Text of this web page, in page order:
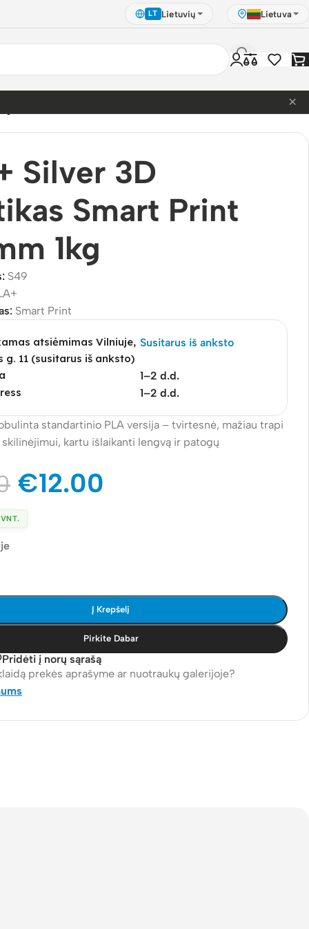
LT Lietuvių Lietuva
×
Silver 3D
Smart Print
1kg
S49
Smart Print
atsiėmimas Vilniuje,
g. 11 (susitarus iš anksto)
Susitarus iš anksto
1–2 d.d.
1–2 d.d.
standartinio PLA versija – tvirtesnė, mažiau trapi
kartu išlaikanti lengvą ir patogų
€12.00
Į Krepšelį
Pirkite Dabar
Pridėti į norų sąrašą
prekės aprašyme ar nuotraukų galerijoje?